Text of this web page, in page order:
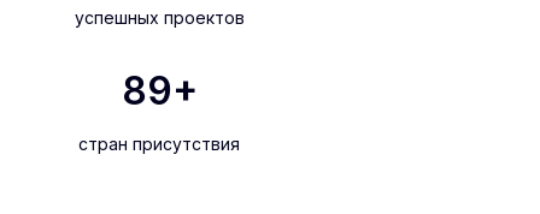
успешных проектов
90+
стран присутствия